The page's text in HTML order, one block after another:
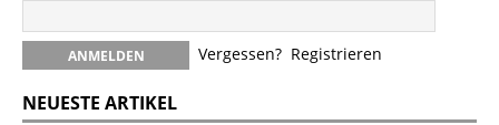
Vergessen? Registrieren
NEUESTE ARTIKEL